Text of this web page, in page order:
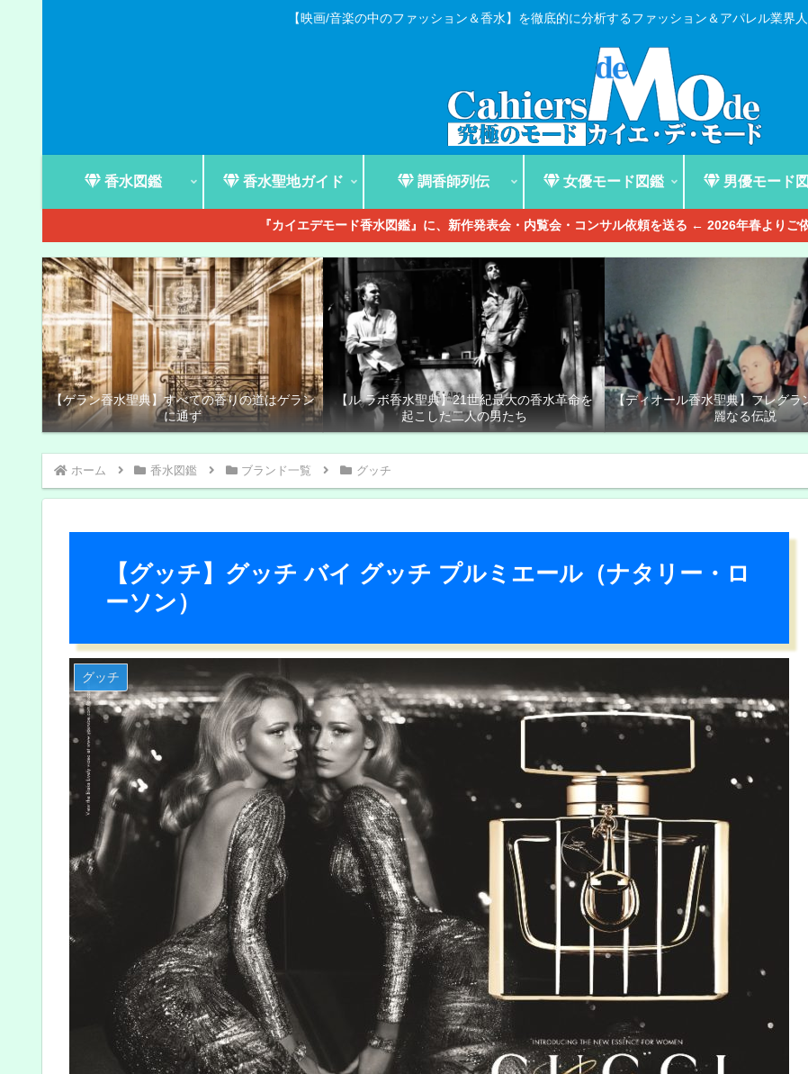
【映画/音楽の中のファッション＆香水】を徹底的に分析するファッション＆アパレル業界
香水図鑑 香水聖地ガイド 調香師列伝 女優モード図鑑 男優モード
『カイエデモード香水図鑑』に、新作発表会・内覧会・コンサル依頼を送る ← 2026年春よりご
【ゲラン香水聖典】すべての香りの道はゲラン
に通ず
【ル ラボ香水聖典】21世紀最大の香水革命を
起こした二人の男たち
【ディオール香水聖典】フレグラ
麗なる伝説
ホーム 香水図鑑 ブランド一覧 グッチ
【グッチ】グッチ バイ グッチ プルミエール（ナタリー・ロ
ーソン）
グッチ